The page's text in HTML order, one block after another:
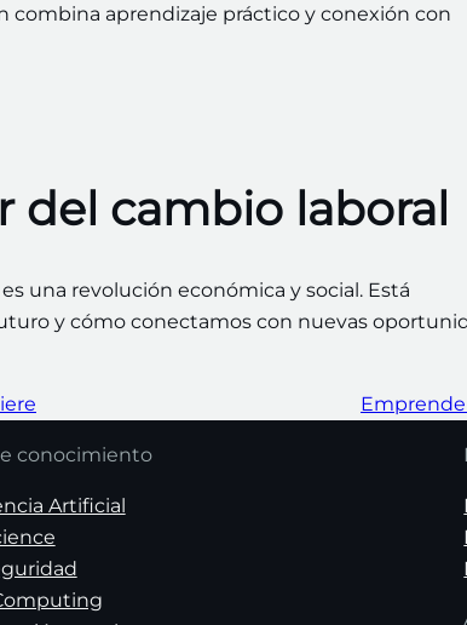
combina aprendizaje práctico y conexión con
del cambio laboral
una revolución económica y social. Está
y cómo conectamos con nuevas
conocimiento
Artificial